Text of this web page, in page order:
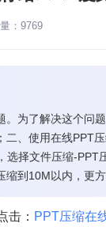
：9769
为了解决这个问
、使用在线PPT
择文件压缩-PPT
到10M以内，更方
击： PPT压缩在